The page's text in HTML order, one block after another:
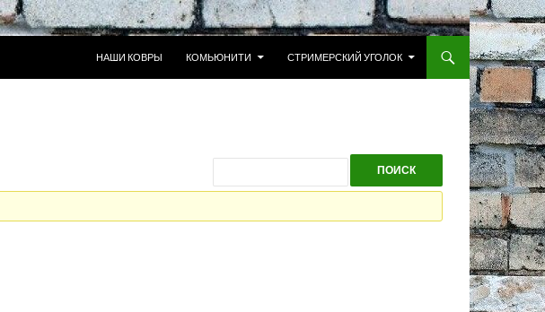
НАШИ КОВРЫ
КОМЬЮНИТИ СТРИМЕРСКИЙ УГОЛОК